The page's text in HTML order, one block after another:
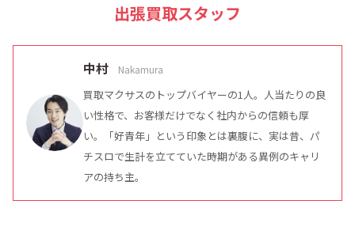
出張買取スタッフ
中村 Nakamura
買取マクサスのトップバイヤーの1人。人当たりの良
い性格で、お客様だけでなく社内からの信頼も厚
い。「好青年」という印象とは裏腹に、実は昔、パ
チスロで生計を立てていた時期がある異例のキャリ
アの持ち主。